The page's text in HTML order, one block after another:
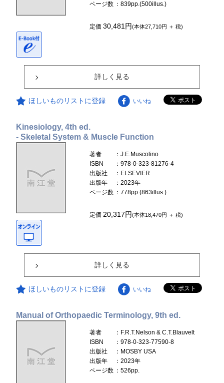
ページ数 ：839pp.(500illus.)
定価30,481円(本体27,710円 ＋ 税)
詳しく見る
ほしいものリストに登録 いいね
Kinesiology, 4th ed.
- Skeletal System & Muscle Function
著者
：J.E.Muscolino
ISBN
：978-0-323-81276-4
出版社
：ELSEVIER
出版年
：2023年
ページ数 ：778pp.(863illus.)
定価20,317円(本体18,470円 ＋ 税)
詳しく見る
ほしいものリストに登録 いいね
Manual of Orthopaedic Terminology, 9th ed.
著者
：F.R.T.Nelson & C.T.Blauvelt
ISBN
：978-0-323-77590-8
出版社
：MOSBY USA
出版年
：2023年
ページ数 ：526pp.